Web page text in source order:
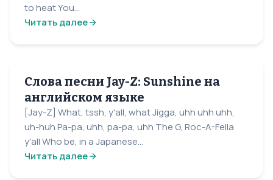
to heat You...
Читать далее
Слова песни Jay-Z: Sunshine на
английском языке
[Jay-Z] What, tssh, y'all, what Jigga, uhh uhh uhh,
uh-huh Pa-pa, uhh, pa-pa, uhh The G, Roc-A-Fella
y'all Who be, in a Japanese...
Читать далее